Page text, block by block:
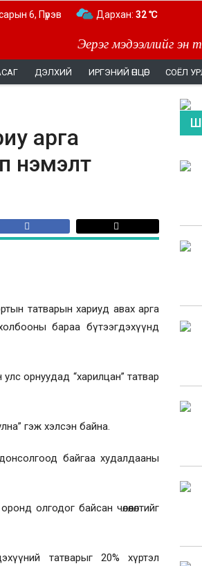
Эерэг мэдээллийг эн
6, Пүрэв Дархан: 32 ℃
ДЭЛХИЙ ИРГЭНИЙ ӨНЦӨГ СОЁЛ
арга
нэмэлт
татварын хариуд авах арга
бараа бүтээгдэхүүнд
улс орнуудад “харилцан” татвар
” гэж хэлсэн байна.
байгаа худалдааны
олгодог байсан чөлөөлөлтийг
татварыг 20% хүртэл